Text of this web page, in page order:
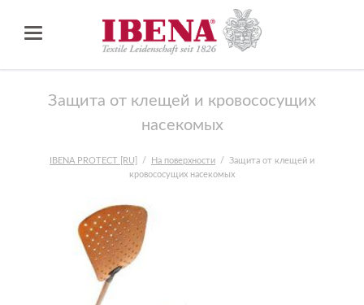
Защита от клещей и кровососущих
насекомых
IBENA PROTECT [RU] На поверхности
Защита от клещей и
кровососущих насекомых